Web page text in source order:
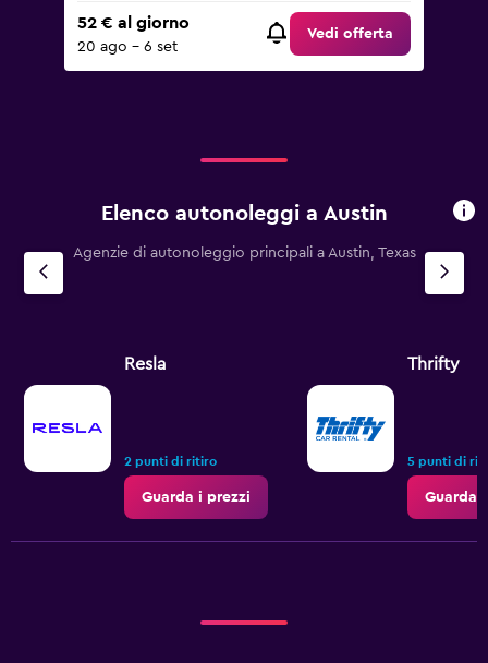
52 € al giorno
20 ago - 6 set
Vedi offerta
Elenco autonoleggi a Austin
Agenzie di autonoleggio principali a Austin, Texas
Resla
2 punti di ritiro
Guarda i prezzi
Thrifty
5 punti di
Guarda